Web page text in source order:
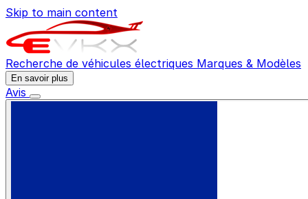
Skip to main content
Recherche de véhicules électriques Marques & Modèles
En savoir plus
Avis